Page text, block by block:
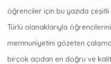
öğrenciler için bu yazıda
Türlü olanaklarıyla
memnuniyetini gözeten
birçok açıdan en doğru ve